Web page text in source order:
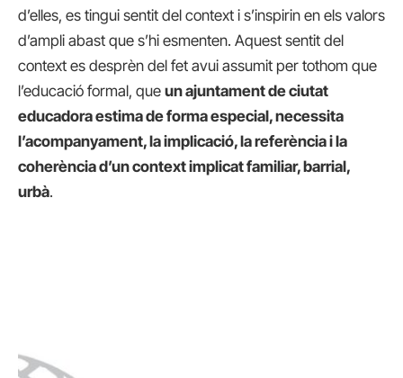
d’elles, es tingui sentit del context i s’inspirin en els valors
d’ampli abast que s’hi esmenten. Aquest sentit del
context es desprèn del fet avui assumit per tothom que
l’educació formal, que un ajuntament de ciutat
educadora estima de forma especial, necessita
l’acompanyament, la implicació, la referència i la
coherència d’un context implicat familiar, barrial,
urbà.